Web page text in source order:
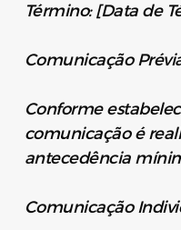
Término: [Data de
Comunicação
Conforme
comunicação é
antecedência
Comunicação